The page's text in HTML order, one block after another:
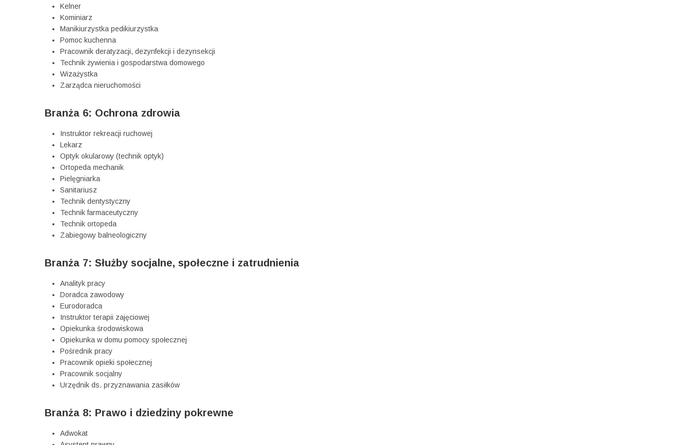
Kelner
Kominiarz
Manikiurzystka pedikiurzystka
Pomoc kuchenna
Pracownik deratyzacji, dezynfekcji i dezynsekcji
Technik żywienia i gospodarstwa domowego
Wizażystka
Zarządca nieruchomości
Branża 6: Ochrona zdrowia
Instruktor rekreacji ruchowej
Lekarz
Optyk okularowy (technik optyk)
Ortopeda mechanik
Pielęgniarka
Sanitariusz
Technik dentystyczny
Technik farmaceutyczny
Technik ortopeda
Zabiegowy balneologiczny
Branża 7: Służby socjalne, społeczne i zatrudnienia
Analityk pracy
Doradca zawodowy
Eurodoradca
Instruktor terapii zajęciowej
Opiekunka środowiskowa
Opiekunka w domu pomocy społecznej
Pośrednik pracy
Pracownik opieki społecznej
Pracownik socjalny
Urzędnik ds. przyznawania zasiłków
Branża 8: Prawo i dziedziny pokrewne
Adwokat